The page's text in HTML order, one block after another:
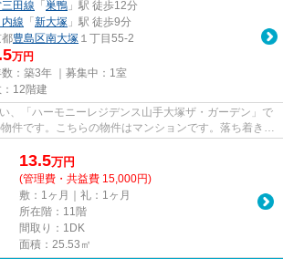
田線 「 巣鴨 」駅 徒歩12分
線 「 新大塚 」駅 徒歩9分
豊島区南大塚 １丁目55-2
万円
：築3年 ｜募集中： 1室
：12階建
、「ハーモニーレジデンス山手大塚ザ・ガーデン」で
件です。こちらの物件はマンションです。落ち着きの
令...
13.5万円
(管理費・共益費 15,000円)
敷：1ヶ月｜礼：1ヶ月
所在階：11階
間取り：1DK
面積：25.53㎡